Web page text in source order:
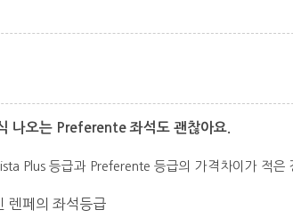
나오는 Preferente 좌석도 괜찮아요.
Plus 등급과 Preferente 등급의 가격차이가 적은
렌페의 좌석등급